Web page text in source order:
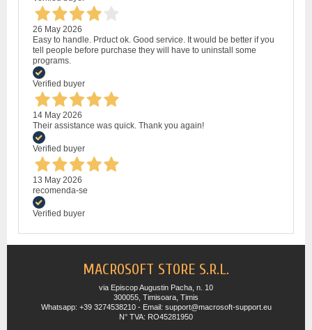
26 May 2026
Easy to handle. Prduct ok. Good service. It would be better if you
tell people before purchase they will have to uninstall some
programs.
Verified buyer
14 May 2026
Their assistance was quick. Thank you again!
Verified buyer
13 May 2026
recomenda-se
Verified buyer
MACROSOFT STORE S.R.L.
via Episcop Augustin Pacha, n. 10
300055, Timisoara, Timis
Whatsapp: +39 3274538210 - Email: support@macrosoft-support.eu
N° TVA: RO45281950